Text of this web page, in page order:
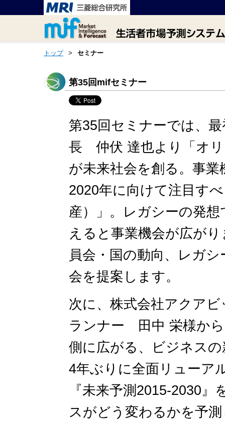
トップ > セミナー
第35回mifセミナー
第35回セミナーでは、
長 仲伏 達也より「オ
が未来社会を創る。事
2020年に向けて注目す
産）」。レガシーの発
えると事業機会が広が
員会・国の動向、レガ
会を提案します。
次に、株式会社アクア
ランナー 田中 栄様から
側に広がる、ビジネス
4年ぶりに全面リューア
『未来予測2015-2030
スがどう変わるかを予